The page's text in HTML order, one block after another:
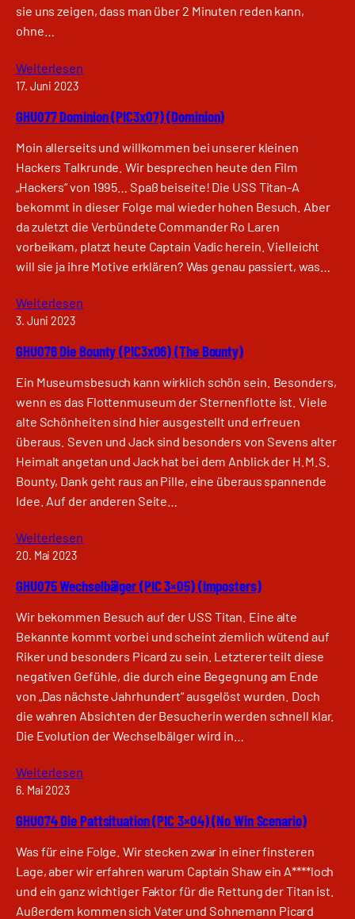
sie uns zeigen, dass man über 2 Minuten reden kann,
ohne…
Weiterlesen
17. Juni 2023
GHU077 Dominion (PIC3x07) (Dominion)
Moin allerseits und willkommen bei unserer kleinen
Hackers Talkrunde. Wir besprechen heute den Film
„Hackers“ von 1995… Spaß beiseite! Die USS Titan-A
bekommt in dieser Folge mal wieder hohen Besuch. Aber
da zuletzt die Verbündete Commander Ro Laren
vorbeikam, platzt heute Captain Vadic herein. Vielleicht
will sie ja ihre Motive erklären? Was genau passiert, was…
Weiterlesen
3. Juni 2023
GHU076 Die Bounty (PIC3x06) (The Bounty)
Ein Museumsbesuch kann wirklich schön sein. Besonders,
wenn es das Flottenmuseum der Sternenflotte ist. Viele
alte Schönheiten sind hier ausgestellt und erfreuen
überaus. Seven und Jack sind besonders von Sevens alter
Heimalt angetan und Jack hat bei dem Anblick der H.M.S.
Bounty, Dank geht raus an Pille, eine überaus spannende
Idee. Auf der anderen Seite…
Weiterlesen
20. Mai 2023
GHU075 Wechselbälger (PIC 3×05) (Imposters)
Wir bekommen Besuch auf der USS Titan. Eine alte
Bekannte kommt vorbei und scheint ziemlich wütend auf
Riker und besonders Picard zu sein. Letzterer teilt diese
negativen Gefühle, die durch eine Begegnung am Ende
von „Das nächste Jahrhundert“ ausgelöst wurden. Doch
die wahren Absichten der Besucherin werden schnell klar.
Die Evolution der Wechselbälger wird in…
Weiterlesen
6. Mai 2023
GHU074 Die Pattsituation (PIC 3×04) (No Win Scenario)
Was für eine Folge. Wir stecken zwar in einer finsteren
Lage, aber wir erfahren warum Captain Shaw ein A****loch
und ein ganz wichtiger Faktor für die Rettung der Titan ist.
Außerdem kommen sich Vater und Sohnemann Picard